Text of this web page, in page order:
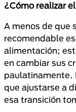
¿Cómo realizar
A menos de que
recomendable
alimentación;
en cambiar sus
paulatinamente.
que ajustarse a
esa transición